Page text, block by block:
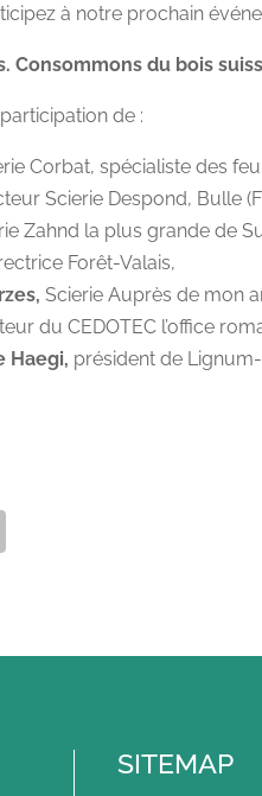
à notre prochain
Consommons du bois
de :
Corbat, spécialiste des
Scierie Despond, Bulle
Zahnd la plus grande de
Forêt-Valais,
Scierie Auprès de mon
du CEDOTEC l’office
Haegi, président de
SITEMAP